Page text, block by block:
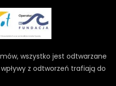
wszystko jest odtwarzane
z odtworzeń trafiają do